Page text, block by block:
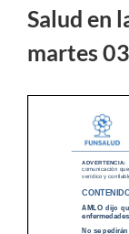
Salud en
martes